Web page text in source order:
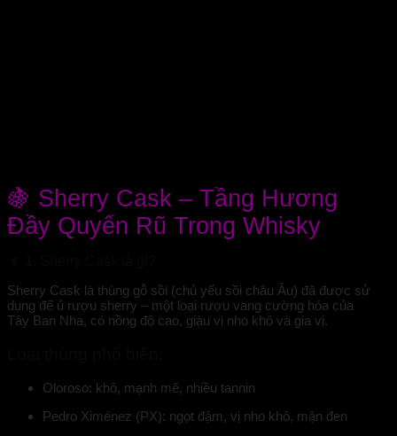
🍇 Sherry Cask – Tầng Hương
Đầy Quyến Rũ Trong Whisky
Sherry Cask là thùng gỗ sồi (chủ yếu sồi châu Âu) đã được sử
dụng để ủ rượu sherry – một loại rượu vang cường hóa của
Tây Ban Nha, có nồng độ cao, giàu vị nho khô và gia vị.
Oloroso: khô, mạnh mẽ, nhiều tannin
Pedro Ximénez (PX): ngọt đậm, vị nho khô, mận đen